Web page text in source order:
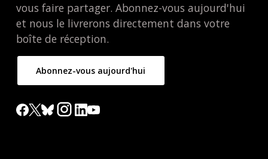
vous faire partager. Abonnez-vous aujourd'hui
et nous le livrerons directement dans votre
boîte de réception.
Abonnez-vous aujourd'hui